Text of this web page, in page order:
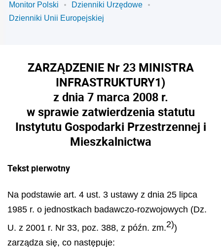
Monitor Polski
Dzienniki Urzędowe
Dzienniki Unii Europejskiej
ZARZĄDZENIE Nr 23 MINISTRA
INFRASTRUKTURY1)
z dnia 7 marca 2008 r.
w sprawie zatwierdzenia statutu
Instytutu Gospodarki Przestrzennej i
Mieszkalnictwa
Tekst pierwotny
Na podstawie art. 4 ust. 3 ustawy z dnia 25 lipca
1985 r. o jednostkach badawczo-rozwojowych (Dz.
U. z 2001 r. Nr 33, poz. 388, z późn. zm.2))
zarządza się, co następuje: